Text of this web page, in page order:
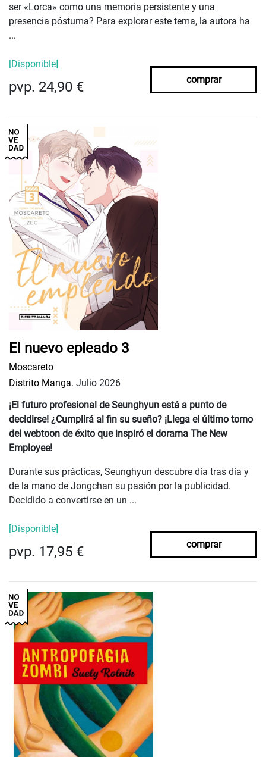
ser «Lorca» como una memoria persistente y una
presencia póstuma? Para explorar este tema, la autora ha
...
[Disponible]
pvp. 24,90 € comprar
El nuevo epleado 3
Moscareto
Distrito Manga. Julio 2026
¡El futuro profesional de Seunghyun está a punto de
decidirse! ¿Cumplirá al fin su sueño? ¡Llega el último tomo
del webtoon de éxito que inspiró el dorama The New
Employee!
Durante sus prácticas, Seunghyun descubre día tras día y
de la mano de Jongchan su pasión por la publicidad.
Decidido a convertirse en un ...
[Disponible]
pvp. 17,95 € comprar